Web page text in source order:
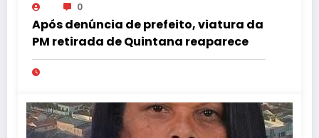
0
Após denúncia de prefeito, viatura da
PM retirada de Quintana reaparece